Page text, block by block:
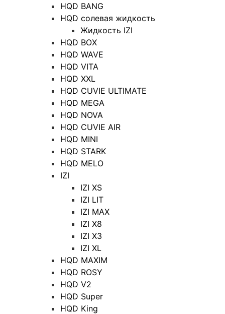
HQD BANG
HQD солевая жидкость
Жидкость IZI
HQD BOX
HQD WAVE
HQD VITA
HQD XXL
HQD CUVIE ULTIMATE
HQD MEGA
HQD NOVA
HQD CUVIE AIR
HQD MINI
HQD STARK
HQD MELO
IZI
IZI XS
IZI LIT
IZI MAX
IZI X8
IZI X3
IZI XL
HQD MAXIM
HQD ROSY
HQD V2
HQD Super
HQD King